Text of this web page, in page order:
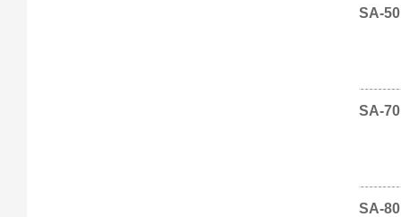
SA-50
SA-70
SA-80